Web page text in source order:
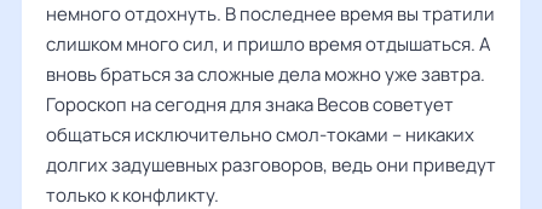
немного отдохнуть. В последнее время вы тратили
слишком много сил, и пришло время отдышаться. А
вновь браться за сложные дела можно уже завтра.
Гороскоп на сегодня для знака Весов советует
общаться исключительно смол-токами – никаких
долгих задушевных разговоров, ведь они приведут
только к конфликту.